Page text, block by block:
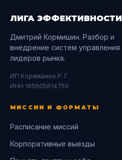
ЛИГА ЭФФЕКТИВНОСТИ
Дмитрий Кормишин. Разбор и
внедрение систем управления
лидеров рынка.
ИП Кормишина Р. Г.
ИНН 165605814750
МИССИИ И ФОРМАТЫ
Расписание миссий
Корпоративные выезды